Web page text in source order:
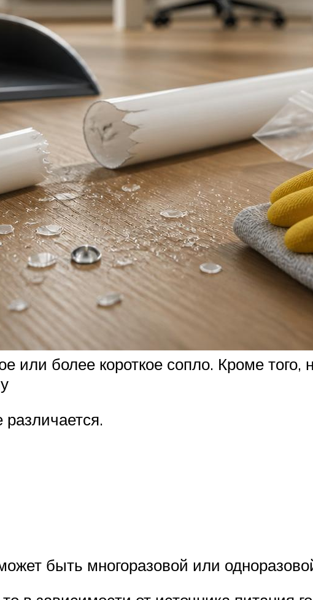
или более короткое сопло. Кроме
быть многоразовой или